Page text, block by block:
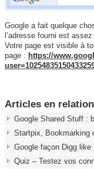
Google a fait quelque
l’adresse fourni est
Votre page est visible à
page : https://
Articles en
Google Shared Stuff :
Startpix, Bookmarking
Google façon Digg like
Quiz – Testez vos